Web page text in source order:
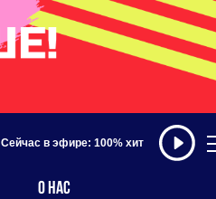
Сейчас в эфире: 100% хит
О НАС